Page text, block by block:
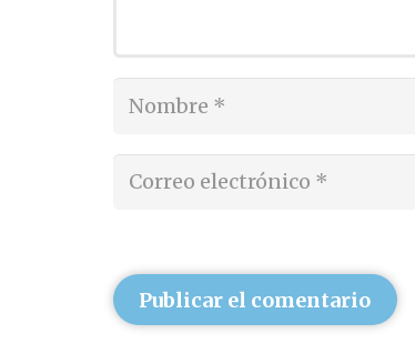
Publicar el comentario